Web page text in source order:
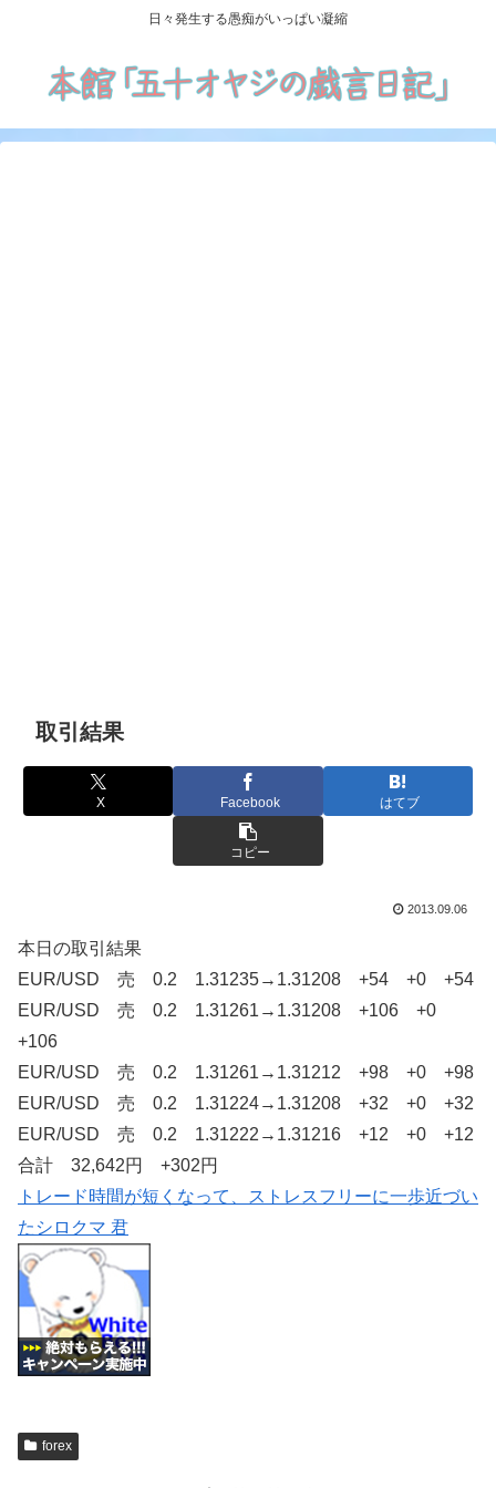
日々発生する愚痴がいっぱい凝縮
取引結果
X Facebook はてブ
コピー
2013.09.06
本日の取引結果
EUR/USD 売 0.2 1.31235→1.31208 +54 +0 +54
EUR/USD 売 0.2 1.31261→1.31208 +106 +0
+106
EUR/USD 売 0.2 1.31261→1.31212 +98 +0 +98
EUR/USD 売 0.2 1.31224→1.31208 +32 +0 +32
EUR/USD 売 0.2 1.31222→1.31216 +12 +0 +12
合計 32,642円 +302円
トレード時間が短くなって、ストレスフリーに一歩近づい
たシロクマ 君
forex